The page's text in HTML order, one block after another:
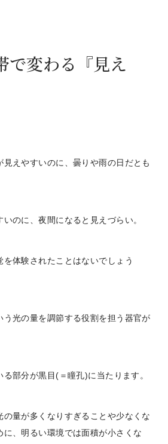
で変わる『見え
えやすいのに、曇りや雨の日だとも
のに、夜間になると見えづらい。
体験されたことはないでしょう
う光の量を調節する役割を担う器官が
部分が黒目(＝瞳孔)に当たります。
量が多くなりすぎることや少なくな
に、明るい環境では面積が小さくな